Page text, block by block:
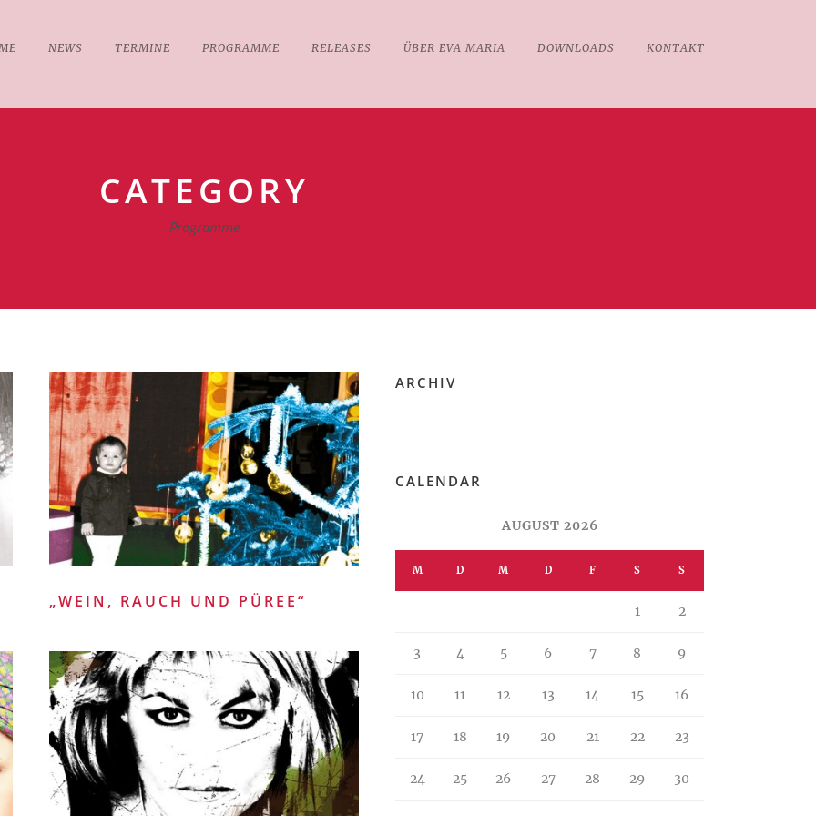
NEWS TERMINE PROGRAMME RELEASES ÜBER EVA MARIA DOWNLOADS KONTAKT
CATEGORY
Programme
„WEIN, RAUCH UND PÜREE“
ARCHIV
CALENDAR
AUGUST 2026
M D M D F S S
1 2
3 4 5 6 7 8 9
10 11 12 13 14 15 16
17 18 19 20 21 22 23
24 25 26 27 28 29 30